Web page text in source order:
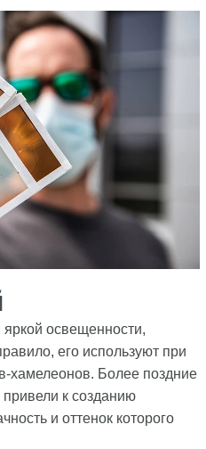
освещенности,
его используют при
хамелеонов. Более поздние
к созданию
и оттенок которого